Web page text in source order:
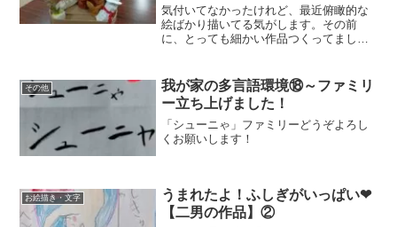
気付いてなかったけれど、最近俯瞰的な
絵ばかり描いてる気がします。その前
に、とっても細かい作品つくってまし
その他
我が家の多言語環境⑱～ファミリ
ー立ち上げました！
「シューニゃ」ファミリーどうぞよろし
くお願いします！
お絵描き・文字
うまれたよ！ふしぎがいっぱい❤
【二男の作品】②￼